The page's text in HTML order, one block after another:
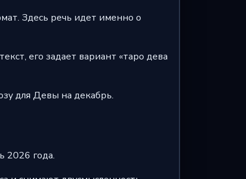
Здесь речь идет именно о
его задает вариант «таро дева
для Девы на декабрь.
2026 года.